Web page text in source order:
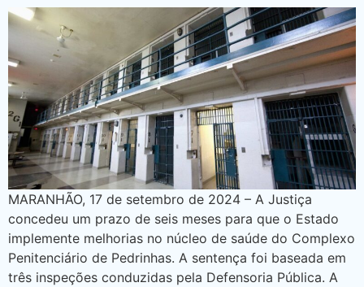
MARANHÃO, 17 de setembro de 2024 – A Justiça
concedeu um prazo de seis meses para que o Estado
implemente melhorias no núcleo de saúde do Complexo
Penitenciário de Pedrinhas. A sentença foi baseada em
três inspeções conduzidas pela Defensoria Pública. A